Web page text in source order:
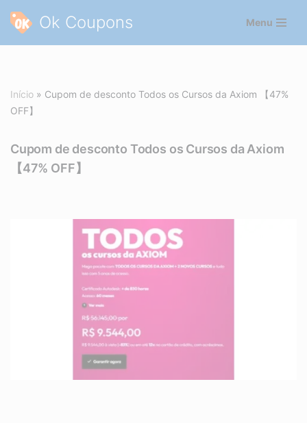
Pular
Ok Coupons Menu
Início » Cupom de desconto Todos os Cursos da Axiom 【47%
OFF】
Cupom de desconto Todos os Cursos da Axiom
【47% OFF】